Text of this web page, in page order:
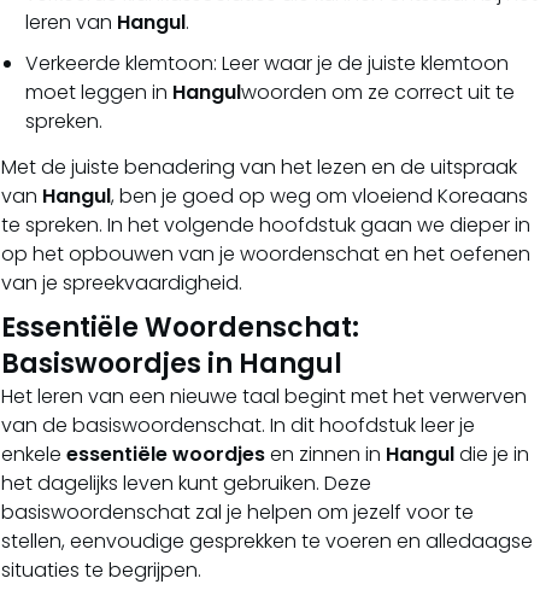
leren van Hangul.
Verkeerde klemtoon: Leer waar je de juiste klemtoon
moet leggen in Hangulwoorden om ze correct uit te
spreken.
Met de juiste benadering van het lezen en de uitspraak
van Hangul, ben je goed op weg om vloeiend Koreaans
te spreken. In het volgende hoofdstuk gaan we dieper in
op het opbouwen van je woordenschat en het oefenen
van je spreekvaardigheid.
Essentiële Woordenschat:
Basiswoordjes in Hangul
Het leren van een nieuwe taal begint met het verwerven
van de basiswoordenschat. In dit hoofdstuk leer je
enkele essentiële woordjesen zinnen in Hanguldie je in
het dagelijks leven kunt gebruiken. Deze
basiswoordenschat zal je helpen om jezelf voor te
stellen, eenvoudige gesprekken te voeren en alledaagse
situaties te begrijpen.